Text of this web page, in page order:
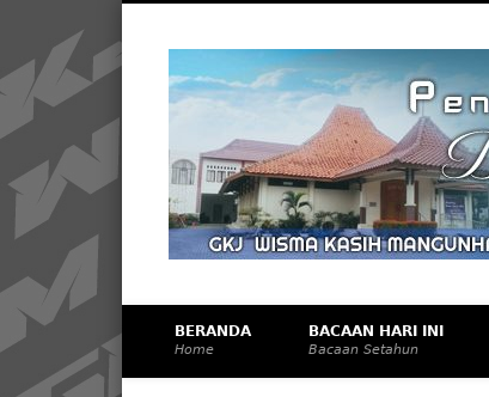
Membangun Gereja Kokoh melalui Pelayanan
FacebookVimeo
BERANDA
Home
BACAAN HARI INI
Bacaan Setahun